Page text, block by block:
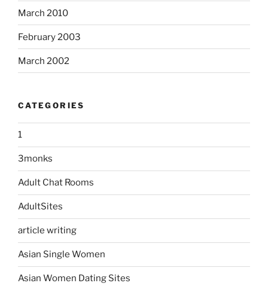
March 2010
February 2003
March 2002
CATEGORIES
1
3monks
Adult Chat Rooms
AdultSites
article writing
Asian Single Women
Asian Women Dating Sites